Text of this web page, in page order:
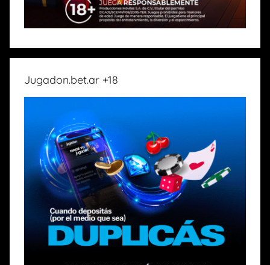
Jugadon.bet.ar +18